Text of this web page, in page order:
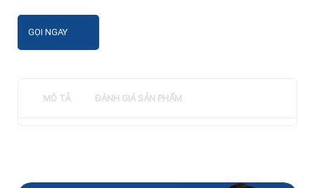
GỌI NGAY
MÔ TẢ ĐÁNH GIÁ SẢN PHẨM